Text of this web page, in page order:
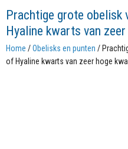
Prachtige grote obelisk
Hyaline kwarts van
Home /Obelisks en punten /
of Hyaline kwarts van zeer hoge